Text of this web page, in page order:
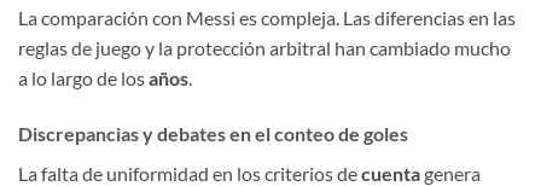
La comparación con Messi es compleja. Las diferencias en las
reglas de juego y la protección arbitral han cambiado mucho
a lo largo de losaños.
Discrepancias y debates en el conteo de goles
La falta de uniformidad en los criterios decuentagenera